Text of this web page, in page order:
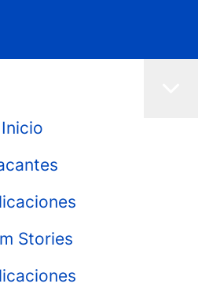
Inicio
Stories